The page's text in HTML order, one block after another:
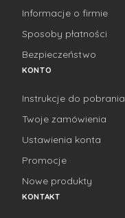
Informacje o firmie
Sposoby płatności
Bezpieczeństwo
KONTO
Instrukcje do pobrania
Twoje zamówienia
Ustawienia konta
Promocje
Nowe produkty
KONTAKT